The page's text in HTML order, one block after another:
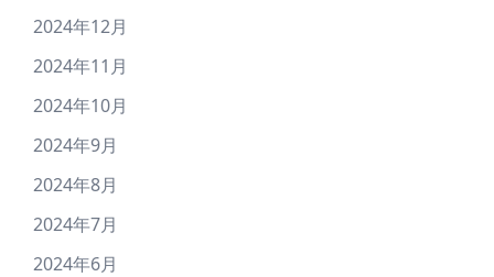
2024年12月
2024年11月
2024年10月
2024年9月
2024年8月
2024年7月
2024年6月